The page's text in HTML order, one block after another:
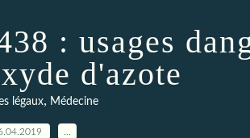
: usages
d'azote
légaux, Médecine